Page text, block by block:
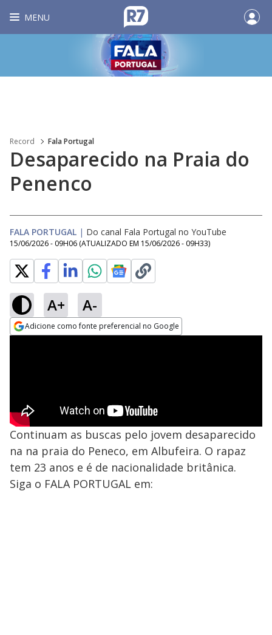
MENU
Record Fala Portugal
Desaparecido na Praia do
Penenco
FALA PORTUGAL | Do canal Fala Portugal no YouTube
15/06/2026 - 09H06 (ATUALIZADO EM 15/06/2026 - 09H33)
A+ A-
Adicione como fonte preferencial no Google
Continuam as buscas pelo jovem desaparecido
na na praia do Peneco, em Albufeira. O rapaz
tem 23 anos e é de nacionalidade britânica.
Siga o FALA PORTUGAL em: